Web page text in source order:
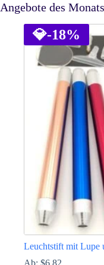
Angebote des Monats
💎-18%
Leuchtstift mit Lupe